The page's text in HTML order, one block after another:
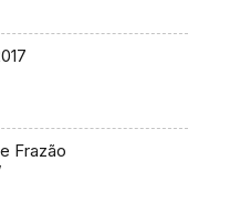
Frazão